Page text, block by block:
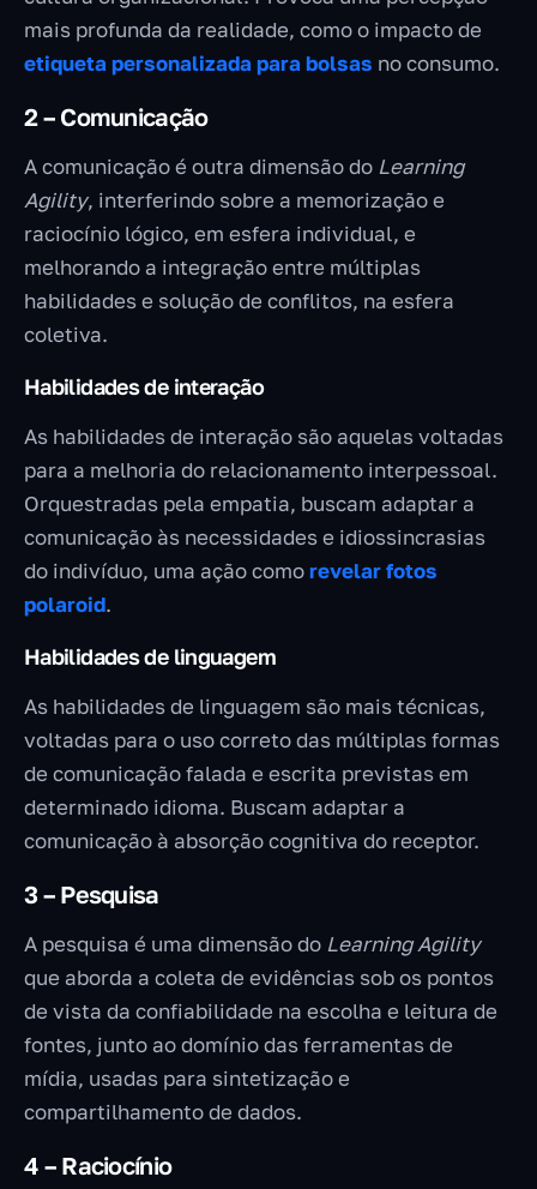
mais profunda da realidade, como o impacto de
etiqueta personalizada para bolsas no consumo.
2 – Comunicação
A comunicação é outra dimensão do Learning
Agility, interferindo sobre a memorização e
raciocínio lógico, em esfera individual, e
melhorando a integração entre múltiplas
habilidades e solução de conflitos, na esfera
coletiva.
Habilidades de interação
As habilidades de interação são aquelas voltadas
para a melhoria do relacionamento interpessoal.
Orquestradas pela empatia, buscam adaptar a
comunicação às necessidades e idiossincrasias
do indivíduo, uma ação comorevelar fotos
polaroid.
Habilidades de linguagem
As habilidades de linguagem são mais técnicas,
voltadas para o uso correto das múltiplas formas
de comunicação falada e escrita previstas em
determinado idioma. Buscam adaptar a
comunicação à absorção cognitiva do receptor.
3 – Pesquisa
A pesquisa é uma dimensão do Learning Agility
que aborda a coleta de evidências sob os pontos
de vista da confiabilidade na escolha e leitura de
fontes, junto ao domínio das ferramentas de
mídia, usadas para sintetização e
compartilhamento de dados.
4 – Raciocínio